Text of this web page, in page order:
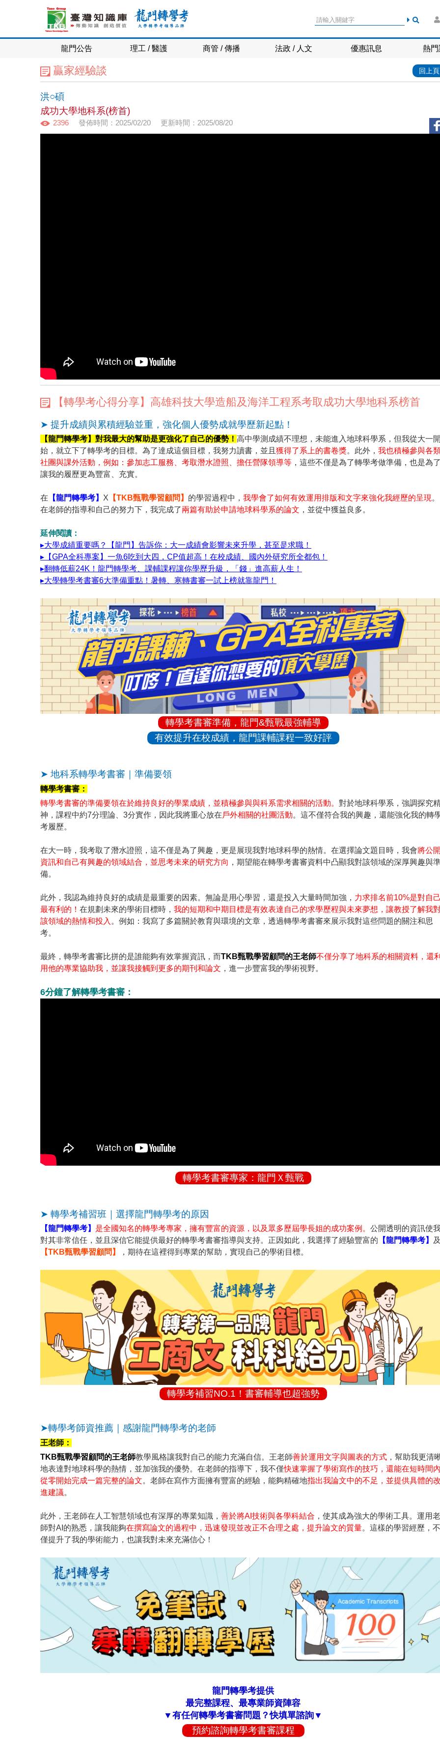
龍門公告 理工 / 醫護 商管 / 傳播 法政 / 人文 優惠訊息 熱
贏家經驗談 回上頁
洪○碩
成功大學地科系(榜首)
2396 發佈時間：2025/02/20 更新時間：2025/08/20
【轉學考心得分享】高雄科技大學造船及海洋工程系考取成功大學地科系榜首
➤ 提升成績與累積經驗並重，強化個人優勢成就學歷新起點！
【龍門轉學考】對我最大的幫助是更強化了自己的優勢！ 高中學測成績不理想，未能進入地球科學系，但我從大一
始，就立下了轉學考的目標。為了達成這個目標，我努力讀書，並且 獲得了系上的書卷獎。此外， 我也積極參與各
社團與課外活動，例如：參加志工服務、考取潛水證照、擔任營隊領導等 ，這些不僅是為了轉學考做準備，也是為
讓我的履歷更為豐富、充實。
在 【龍門轉學考】 X 【TKB甄戰學習顧問】 的學習過程中， 我學會了如何有效運用排版和文字來強化我經歷的呈現 。
在老師的指導和自己的努力下，我完成了兩篇有助於申請地球科學系的論文 ，並從中獲益良多。
延伸閱讀：
▸大學成績重要嗎？【龍門】告訴你：大一成績會影響未來升學，甚至是求職！
▸【GPA全科專案】一魚6吃到大四，CP值超高！在校成績、國內外研究所全都包！
▸翻轉低薪24K！龍門轉學考、課輔課程讓你學歷升級，「錢」進高薪人生！
▸大學轉學考書審6大準備重點！暑轉、寒轉書審一試上榜就靠龍門！
轉學考書審準備，龍門&甄戰最強輔導
有效提升在校成績，龍門課輔課程一致好評
➤ 地科系轉學考書審｜準備要領
轉學考書審：
轉學考書審的準備要領在於維持良好的學業成績，並積極參與與科系需求相關的活動。 對於地球科學系，強調探究
神，課程中約7分理論、3分實作，因此我將重心放在戶外相關的社團活動。這不僅符合我的興趣，還能強化我的轉
考履歷。
在大一時，我考取了潛水證照，這不僅是為了興趣，更是展現我對地球科學的熱情。在選擇論文題目時，我會將公
資訊和自己有興趣的領域結合，並思考未來的研究方向 ，期望能在轉學考書審資料中凸顯我對該領域的深厚興趣與
備。
此外，我認為維持良好的成績是最重要的因素。無論是用心學習，還是投入大量時間加強， 力求排名前10%是對自
最有利的！ 在規劃未來的學術目標時， 我的短期和中期目標是有效表達自己的求學歷程與未來夢想，讓教授了解我
該領域的熱情和投入 。例如：我寫了多篇關於教育與環境的文章，透過轉學考書審來展示我對這些問題的關注和思
考。
最終，轉學考書審比拼的是誰能夠有效掌握資訊，而TKB甄戰學習顧問的王老師不僅分享了地科系的相關資料，還
用他的專業協助我，並讓我接觸到更多的期刊和論文 ，進一步豐富我的學術視野。
6分鐘了解轉學考書審：
轉學考書審專家：龍門Ｘ甄戰
➤ 轉學考補習班｜選擇龍門轉學考的原因
【龍門轉學考】 是全國知名的轉學考專家，擁有豐富的資源，以及眾多歷屆學長姐的成功案例。 公開透明的資訊使
對其非常信任，並且深信它能提供最好的轉學考書審指導與支持。正因如此，我選擇了經驗豐富的 【龍門轉學考】
【TKB甄戰學習顧問】
，期待在這裡得到專業的幫助，實現自己的學術目標。
轉學考補習NO.1！書審輔導也超強勢
➤轉學考師資推薦｜感謝龍門轉學考的老師
王老師：
TKB甄戰學習顧問的王老師教學風格讓我對自己的能力充滿自信。王老師善於運用文字與圖表的方式 ，幫助我更清
地表達對地球科學的熱情，並加強我的優勢。在老師的指導下，我不僅快速掌握了學術寫作的技巧，還能在短時間
從零開始完成一篇完整的論文。老師在寫作方面擁有豐富的經驗，能夠精確地指出我論文中的不足，並提供具體的
進建議。
此外，王老師在人工智慧領域也有深厚的專業知識， 善於將AI技術與各學科結合 ，使其成為強大的學術工具。運用老
師對AI的熟悉，讓我能夠在撰寫論文的過程中，迅速發現並改正不合理之處，提升論文的質量。這樣的學習經歷，不
僅提升了我的學術能力，也讓我對未來充滿信心！
龍門轉學考提供
最完整課程、最專業師資陣容
▼有任何轉學考書審問題？快填單諮詢▼
預約諮詢轉學考書審課程